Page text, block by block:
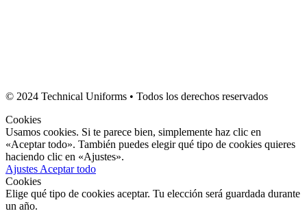
© 2024 Technical Uniforms • Todos los derechos reservados
Cookies
Usamos cookies. Si te parece bien, simplemente haz clic en
«Aceptar todo». También puedes elegir qué tipo de cookies quieres
haciendo clic en «Ajustes».
Ajustes Aceptar todo
Cookies
Elige qué tipo de cookies aceptar. Tu elección será guardada durante
un año.